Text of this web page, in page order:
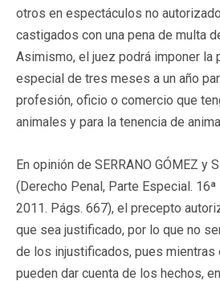
otros en espectáculos no
castigados con una pena de multa
Asimismo, el juez podrá imponer la
especial de tres meses a un año
profesión, oficio o comercio que
animales y para la tenencia de
En opinión de SERRANO GÓMEZ y
(Derecho Penal, Parte Especial.
2011. Págs. 667), el precepto
que sea justificado, por lo que no
de los injustificados, pues
pueden dar cuenta de los hechos,